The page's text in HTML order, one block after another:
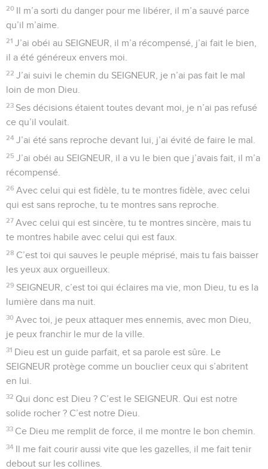
20 Il m’a sorti du danger pour me libérer, il m’a sauvé parce
qu’il m’aime.
21 J’ai obéi au SEIGNEUR, il m’a récompensé, j’ai fait le bien,
il a été généreux envers moi.
22 J’ai suivi le chemin du SEIGNEUR, je n’ai pas fait le mal
loin de mon Dieu.
23 Ses décisions étaient toutes devant moi, je n’ai pas refusé
ce qu’il voulait.
24 J’ai été sans reproche devant lui, j’ai évité de faire le mal.
25 J’ai obéi au SEIGNEUR, il a vu le bien que j’avais fait, il m’a
récompensé.
26 Avec celui qui est fidèle, tu te montres fidèle, avec celui
qui est sans reproche, tu te montres sans reproche.
27 Avec celui qui est sincère, tu te montres sincère, mais tu
te montres habile avec celui qui est faux.
28 C’est toi qui sauves le peuple méprisé, mais tu fais baisser
les yeux aux orgueilleux.
29 SEIGNEUR, c’est toi qui éclaires ma vie, mon Dieu, tu es la
lumière dans ma nuit.
30 Avec toi, je peux attaquer mes ennemis, avec mon Dieu,
je peux franchir le mur de la ville.
31 Dieu est un guide parfait, et sa parole est sûre. Le
SEIGNEUR protège comme un bouclier ceux qui s’abritent
en lui.
32 Qui donc est Dieu ? C’est le SEIGNEUR. Qui est notre
solide rocher ? C’est notre Dieu.
33 Ce Dieu me remplit de force, il me montre le bon chemin.
34 Il me fait courir aussi vite que les gazelles, il me fait tenir
debout sur les collines.